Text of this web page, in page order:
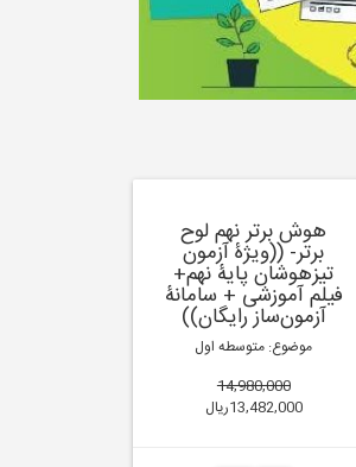
هوش برتر نهم لوح
برتر- ((ویژۀ آزمون
تیزهوشان پایۀ نهم+
فیلم آموزشی + سامانۀ
آزمون‌ساز رایگان))
موضوع: متوسطه اول
14,980,000
13,482,000ریال